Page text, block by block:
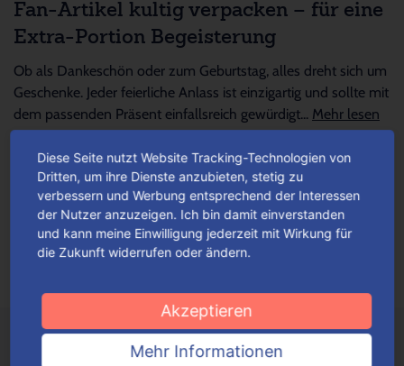
Fan-Artikel kultig verpacken – für eine
Extra-Portion Begeisterung
Ob als Dankeschön oder zum Geburtstag, alles dreht sich um
Geschenke. Jeder feierliche Anlass ist einzigartig und sollte mit
dem passenden Präsent einfallsreich gewürdigt... Mehr lesen
Fan-Highlights im Advent
Originell gestaltete Adventskalender mit thematisch
einfallsreichen Motiven werden ganz gewiss alle Fans hellauf
begeistern.Mehr lesen
Diese Seite nutzt Website Tracking-Technologien von
Dritten, um ihre Dienste anzubieten, stetig zu
verbessern und Werbung entsprechend der Interessen
der Nutzer anzuzeigen. Ich bin damit einverstanden
und kann meine Einwilligung jederzeit mit Wirkung für
die Zukunft widerrufen oder ändern.
Akzeptieren
Mehr Informationen